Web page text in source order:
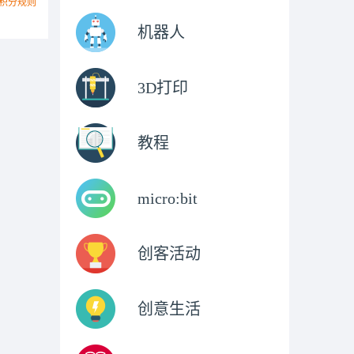
分规则
机器人
3D打印
教程
micro:bit
创客活动
创意生活